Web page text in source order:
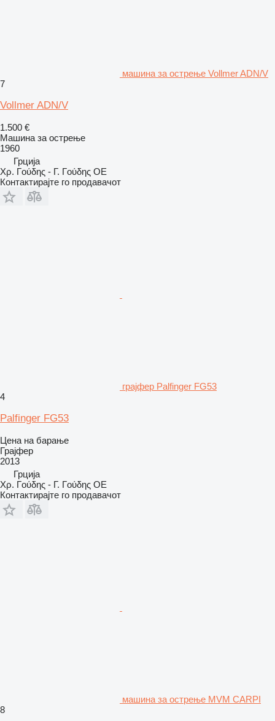
машина за острење Vollmer ADN/V
7
Vollmer ADN/V
1.500 €
Машина за острење
1960
Грција
Χρ. Γούδης - Γ. Γούδης ΟΕ
Контактирајте го продавачот
грајфер Palfinger FG53
4
Palfinger FG53
Цена на барање
Грајфер
2013
Грција
Χρ. Γούδης - Γ. Γούδης ΟΕ
Контактирајте го продавачот
машина за острење MVM CARPI
8